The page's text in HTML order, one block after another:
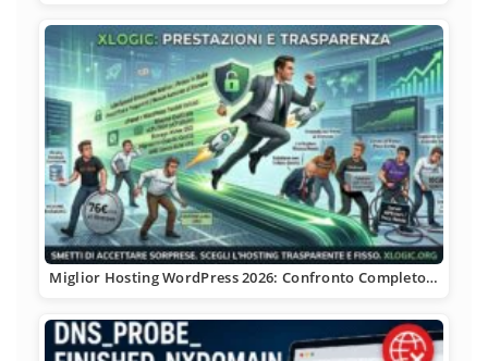
Miglior Hosting WordPress 2026: Confronto Completo…